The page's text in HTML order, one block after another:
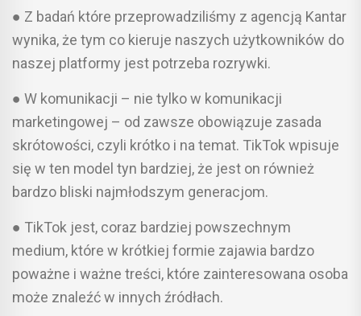
● Z badań które przeprowadziliśmy z agencją Kantar
wynika, że tym co kieruje naszych użytkowników do
naszej platformy jest potrzeba rozrywki.
● W komunikacji – nie tylko w komunikacji
marketingowej – od zawsze obowiązuje zasada
skrótowości, czyli krótko i na temat. TikTok wpisuje
się w ten model tyn bardziej, że jest on również
bardzo bliski najmłodszym generacjom.
● TikTok jest, coraz bardziej powszechnym
medium, które w krótkiej formie zajawia bardzo
poważne i ważne treści, które zainteresowana osoba
może znaleźć w innych źródłach.